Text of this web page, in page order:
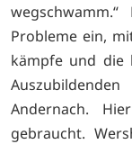
Probleme ein,
kämpfe und die
Andernach.
gebraucht.